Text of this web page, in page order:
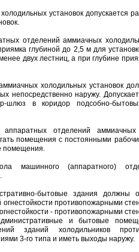
установок допускается
отделений аммиачных
глубиной до 2,5 м для
двух лестниц, а при глубине
холодильных установок
непосредственно наружу.
шлюз в коридор подсобно-
отделений аммиачных
помещения с постоянными
помещения.
машинного (аппаратного)
бытовые здания должны
противопожарными
- противопожарными
и бытовые
зданий холодильников
3-го типа и иметь выходы наружу.